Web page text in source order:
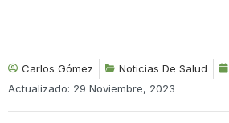
Carlos Gómez Noticias De Salud
Actualizado: 29 Noviembre, 2023